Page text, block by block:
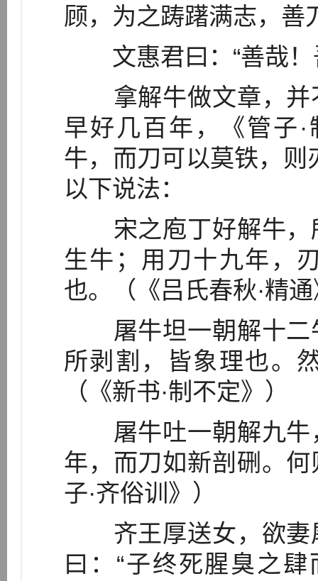
顾，为之踌躇满志，善
文惠君曰：“善哉！
拿解牛做文章，并
早好几百年，《管子
牛，而刀可以莫铁，则
以下说法：
宋之庖丁好解牛，
生牛；用刀十九年，
也。（《吕氏春秋·精
屠牛坦一朝解十二
所剥割，皆象理也。
（《新书·制不定》）
屠牛吐一朝解九牛
年，而刀如新剖硎。
子·齐俗训》）
齐王厚送女，欲妻
曰：“子终死腥臭之